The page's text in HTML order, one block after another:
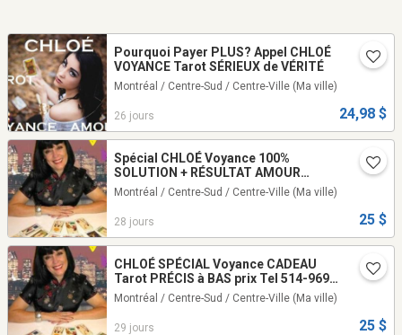
Pourquoi Payer PLUS? Appel CHLOÉ
VOYANCE Tarot SÉRIEUX de VÉRITÉ
Montréal / Centre-Sud / Centre-Ville (Ma ville)
26 jours 24,98 $
Spécial CHLOÉ Voyance 100%
SOLUTION + RÉSULTAT AMOUR
Retour AVENIR Tel: 514-969-2563
Montréal / Centre-Sud / Centre-Ville (Ma ville)
28 jours 25 $
CHLOÉ SPÉCIAL Voyance CADEAU
Tarot PRÉCIS à BAS prix Tel 514-969-
2563
Montréal / Centre-Sud / Centre-Ville (Ma ville)
29 jours 25 $